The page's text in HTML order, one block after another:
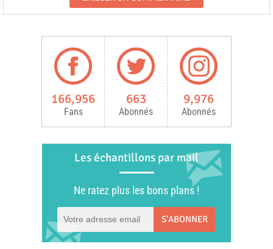
166,956
Fans
663
Abonnés
9,976
Abonnés
Les échantillons par mail
Ne ratez plus les bons plans !
S'ABONNER